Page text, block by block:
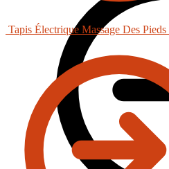
Tapis Électrique Massage Des Pieds